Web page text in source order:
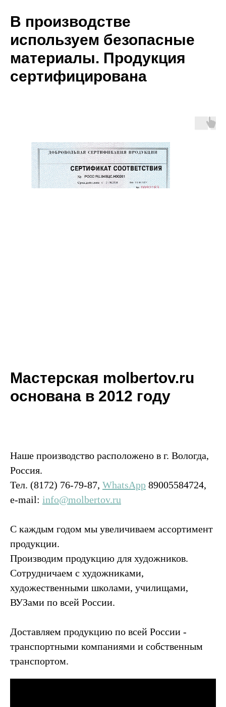
В производстве
используем безопасные
материалы. Продукция
сертифицирована
Мастерская molbertov.ru
основана в 2012 году
Наше производство расположено в г. Вологда,
Россия.
Тел. (8172) 76-79-87, WhatsApp 89005584724,
e-mail: info@molbertov.ru
С каждым годом мы увеличиваем ассортимент
продукции.
Производим продукцию для художников.
Сотрудничаем с художниками,
художественными школами, училищами,
ВУЗами по всей России.
Доставляем продукцию по всей России -
транспортными компаниями и собственным
транспортом.